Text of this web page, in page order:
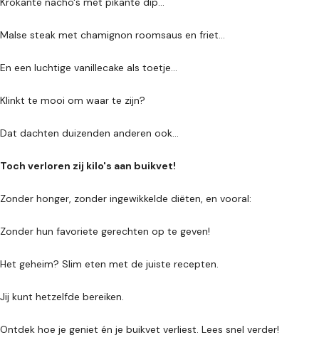
Malse steak met chamignon roomsaus en friet...
En een luchtige vanillecake als toetje...
Klinkt te mooi om waar te zijn?
Dat dachten duizenden anderen ook...
Toch verloren zij kilo's aan buikvet!
Zonder honger, zonder ingewikkelde diëten, en vooral:
Zonder hun favoriete gerechten op te geven!
Het geheim? Slim eten met de juiste recepten.
Jij kunt hetzelfde bereiken.
Ontdek hoe je geniet én je buikvet verliest. Lees snel verder!